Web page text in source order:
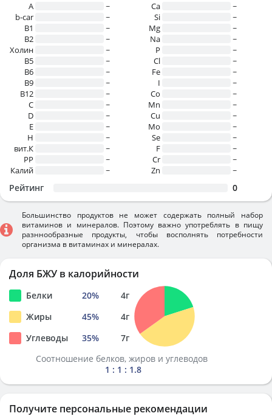
A
~
b-car
~
В1
~
B2
~
Холин
~
B5
~
B6
~
B9
~
B12
~
C
~
D
~
E
~
H
~
вит.К
~
PP
~
Калий
~
Ca
~
Si
~
Mg
~
Na
~
P
~
Cl
~
Fe
~
I
~
Co
~
Mn
~
Cu
~
Mo
~
Se
~
F
~
Cr
~
Zn
~
Рейтинг 0
Большинство продуктов не может содержать полный набор
витаминов и минералов. Поэтому важно употреблять в пищу
разннообразные продукты, чтобы восполнять потребности
организма в витаминах и минералах.
Доля БЖУ в калорийности
Белки 20% 4г
Жиры
45% 4г
Углеводы
35% 7г
Соотношение белков, жиров и углеводов
1 : 1 : 1.8
Получите персональные рекомендации